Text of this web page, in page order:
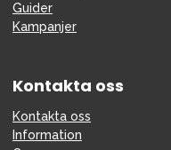
Guider
Kampanjer
Kontakta oss
Kontakta oss
Information